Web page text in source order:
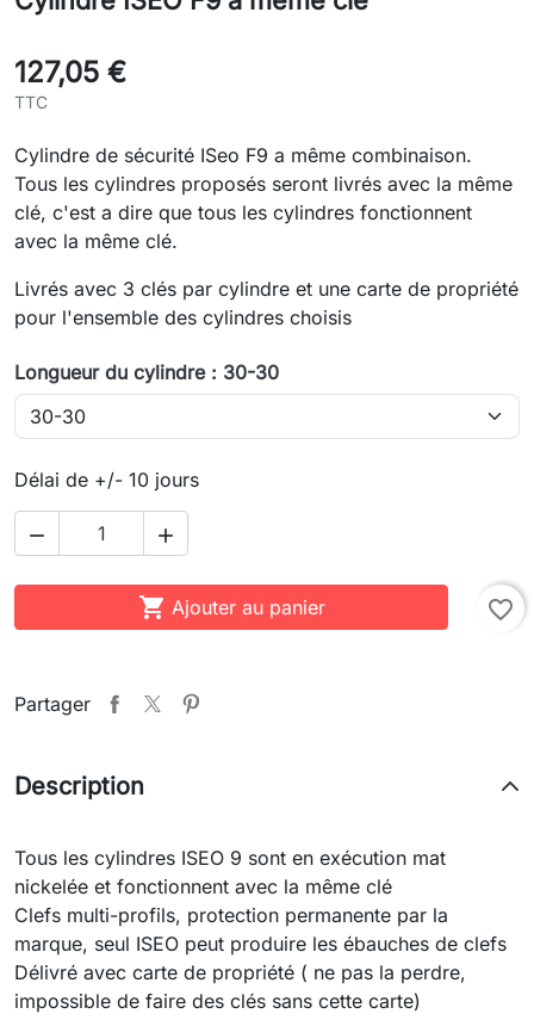
127,05 €
TTC
Cylindre de sécurité ISeo F9 a même combinaison.
Tous les cylindres proposés seront livrés avec la même
clé, c'est a dire que tous les cylindres fonctionnent
avec la même clé.
Livrés avec 3 clés par cylindre et une carte de propriété
pour l'ensemble des cylindres choisis
Longueur du cylindre : 30-30
Délai de +/- 10 jours
 
 Ajouter au panier favorite_border
Partager
Description
Tous les cylindres ISEO 9 sont en exécution mat
nickelée et fonctionnent avec la même clé
Clefs multi-profils, protection permanente par la
marque, seul ISEO peut produire les ébauches de clefs
Délivré avec carte de propriété ( ne pas la perdre,
impossible de faire des clés sans cette carte)